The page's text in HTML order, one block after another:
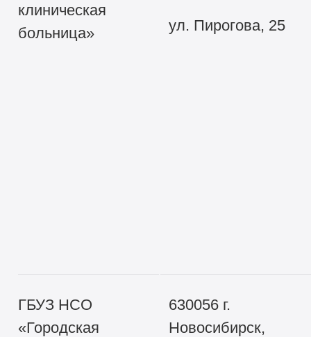
клиническая
больница»
ул. Пирогова, 25
ГБУЗ НСО
«Городская
630056 г.
Новосибирск,